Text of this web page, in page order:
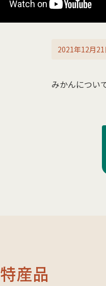
2021年12月21
みかんについ
特産品